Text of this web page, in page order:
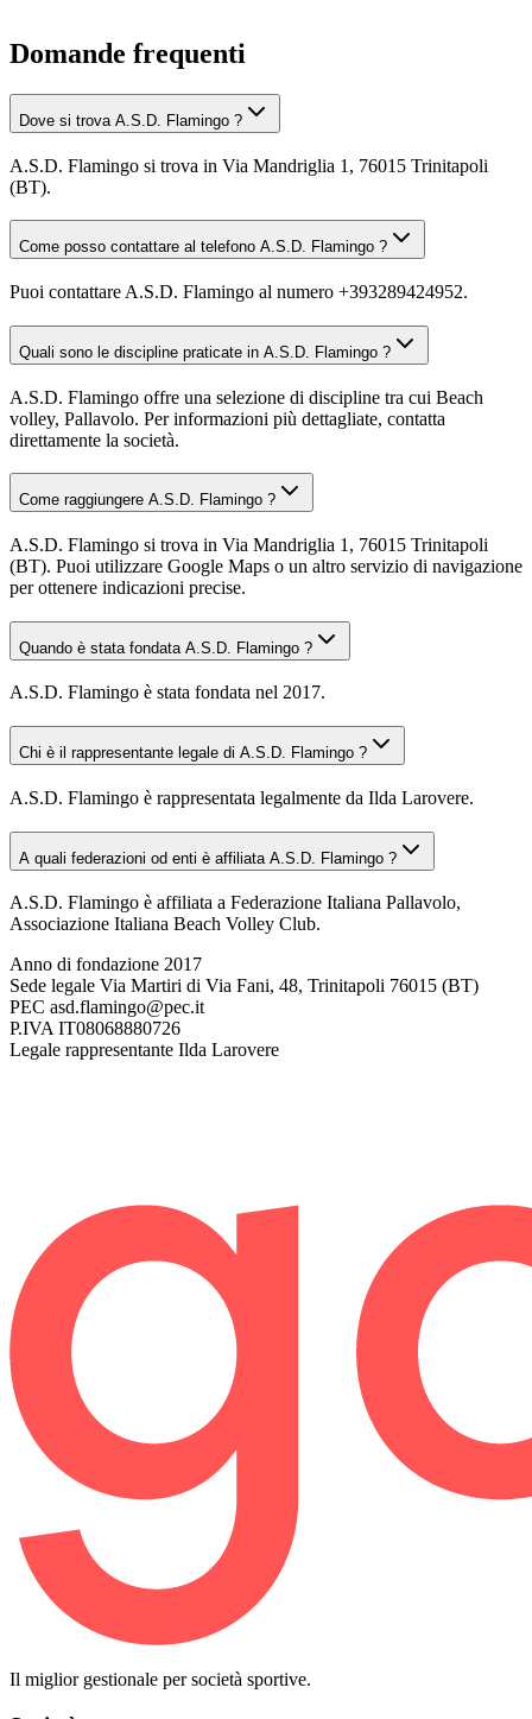
Domande frequenti
Dove si trova A.S.D. Flamingo ?
A.S.D. Flamingo si trova in Via Mandriglia 1, 76015 Trinitapoli
(BT).
Come posso contattare al telefono A.S.D. Flamingo ?
Puoi contattare A.S.D. Flamingo al numero +393289424952.
Quali sono le discipline praticate in A.S.D. Flamingo ?
A.S.D. Flamingo offre una selezione di discipline tra cui Beach
volley, Pallavolo. Per informazioni più dettagliate, contatta
direttamente la società.
Come raggiungere A.S.D. Flamingo ?
A.S.D. Flamingo si trova in Via Mandriglia 1, 76015 Trinitapoli
(BT). Puoi utilizzare Google Maps o un altro servizio di navigazione
per ottenere indicazioni precise.
Quando è stata fondata A.S.D. Flamingo ?
A.S.D. Flamingo è stata fondata nel 2017.
Chi è il rappresentante legale di A.S.D. Flamingo ?
A.S.D. Flamingo è rappresentata legalmente da Ilda Larovere.
A quali federazioni od enti è affiliata A.S.D. Flamingo ?
A.S.D. Flamingo è affiliata a Federazione Italiana Pallavolo,
Associazione Italiana Beach Volley Club.
Anno di fondazione 2017
Sede legale Via Martiri di Via Fani, 48, Trinitapoli 76015 (BT)
PEC asd.flamingo@pec.it
P.IVA IT08068880726
Legale rappresentante Ilda Larovere
Il miglior gestionale per società sportive.